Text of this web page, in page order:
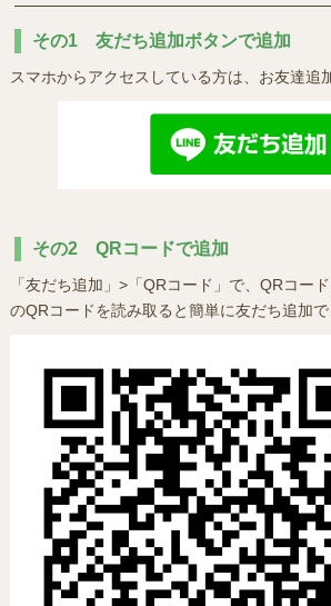
その1 友だち追加ボタンで追加
スマホからアクセスしている方は、お友達追
その2 QRコードで追加
「友だち追加」>「QRコード」で、QRコー
のQRコードを読み取ると簡単に友だち追加で